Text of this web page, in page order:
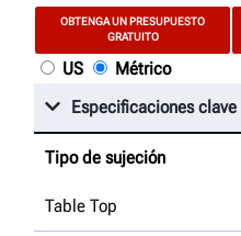
OBTENGA UN PRESUPUESTO
GRATUITO
US
Métrico
Especificaciones clave
Tipo de sujeción
Table Top